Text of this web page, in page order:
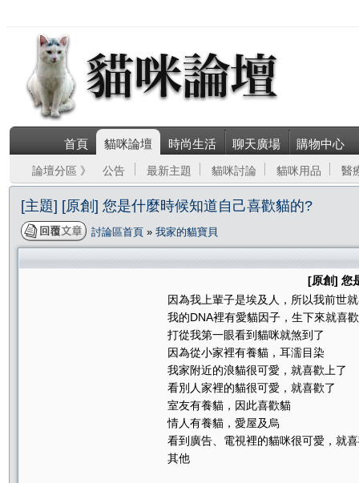
首頁 貓咪論壇 時尚生活 聊天廣場 購物中心
論壇分區 》 公告 最新主題 貓咪討論 貓咪用品 醫
[主題] [原創] 您是什麼時候知道自己喜歡貓的?
討論區首頁 » 我家的貓寶貝
[原創] 您
因為我上輩子是埃及人，所以我前世
我的DNA裡有愛貓因子，生下來就喜
打從我第一眼看到貓咪就煞到了
因為從小家裡有養貓，耳濡目染
我家附近的浪貓很可愛，就喜歡上了
看別人家裡的貓很可愛，就喜歡了
室友有養貓，因此喜歡貓
情人有養貓，愛屋及烏
看到廣告、電視裡的貓咪很可愛，就
其他